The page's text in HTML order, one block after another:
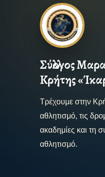
Σύλλογος
Κρήτης
Τρέχουμε στην
αθλητισμό, τις
ακαδημίες και τη
αθλητισμό.